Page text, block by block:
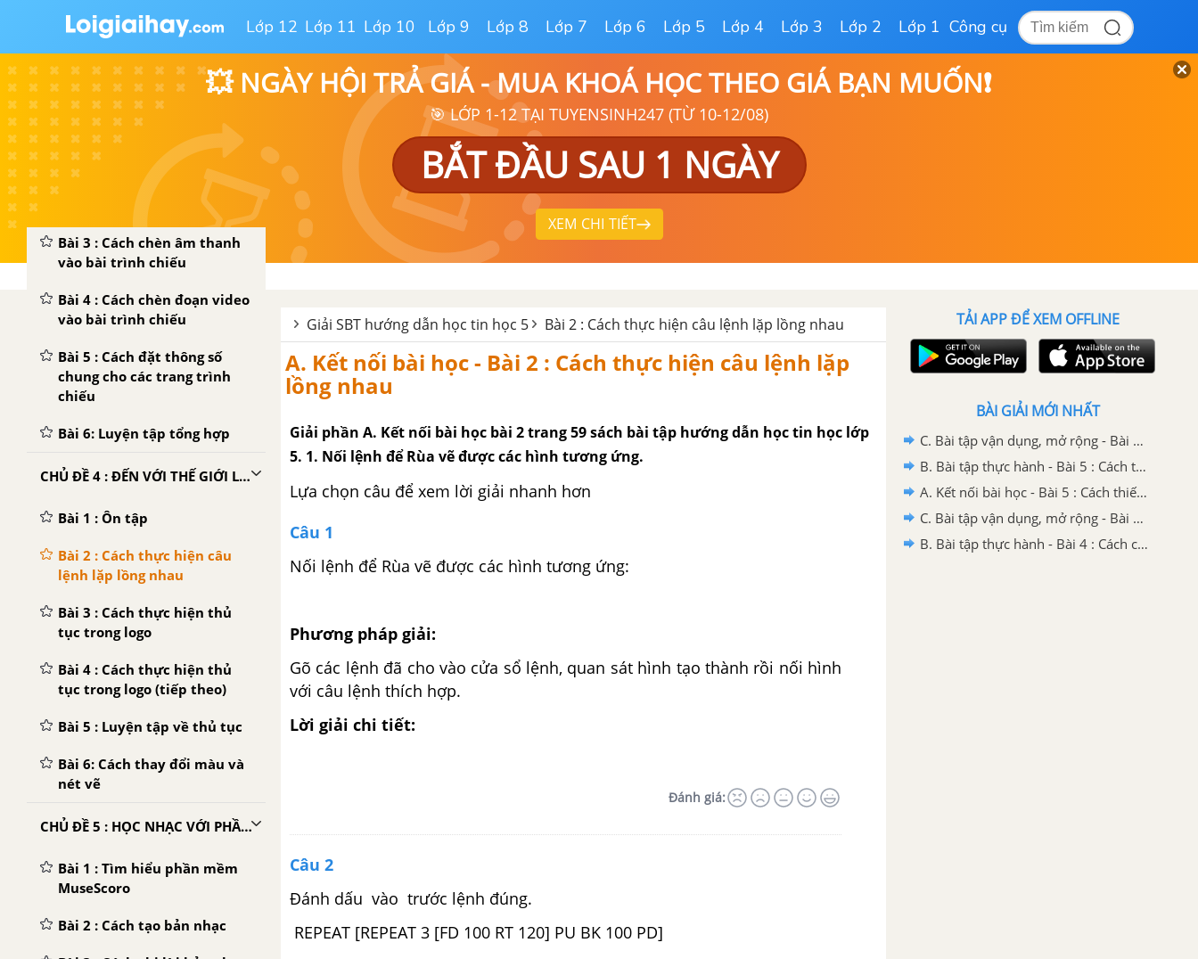
Lớp 12 Lớp 11 Lớp 10 Lớp 9 Lớp 8 Lớp 7 Lớp 6 Lớp 5 Lớp 4 Lớp 3 Lớp 2 Lớp 1 Công cụ
💥 NGÀY HỘI TRẢ GIÁ - MUA KHOÁ HỌC THEO GIÁ BẠN MUỐN❗
🎯 LỚP 1-12 TẠI TUYENSINH247 (TỪ 10-12/08)
BẮT ĐẦU SAU 1 NGÀY
XEM CHI TIẾT
trong văn bản
Bài 5 : Luyện tập tổng hợp
Bài 1 : Ôn tập
Bài 2 : Cách mở rộng hiệu
ứng chuyển động
Bài 3 : Cách chèn âm thanh
vào bài trình chiếu
Bài 4 : Cách chèn đoạn video
vào bài trình chiếu
Bài 5 : Cách đặt thông số
chung cho các trang trình
chiếu
Bài 6: Luyện tập tổng hợp
CHỦ ĐỀ 4 : ĐẾN VỚI THẾ GIỚI LOGO
Bài 1 : Ôn tập
Bài 2 : Cách thực hiện câu
lệnh lặp lồng nhau
Bài 3 : Cách thực hiện thủ
tục trong logo
Bài 4 : Cách thực hiện thủ
tục trong logo (tiếp theo)
Bài 5 : Luyện tập về thủ tục
Bài 6: Cách thay đổi màu và
nét vẽ
CHỦ ĐỀ 5 : HỌC NHẠC VỚI PHẦN MỀM MUSESCORE
Bài 1 : Tìm hiểu phần mềm
MuseScoro
Bài 2 : Cách tạo bản nhạc
Giải SBT hướng dẫn học tin học 5 Bài 2 : Cách thực hiện câu lệnh lặp lồng nhau
A. Kết nối bài học - Bài 2 : Cách thực hiện câu lệnh lặp
lồng nhau
Giải phần A. Kết nối bài học bài 2 trang 59 sách bài tập hướng dẫn học tin học lớp
5. 1. Nối lệnh để Rùa vẽ được các hình tương ứng.
Lựa chọn câu để xem lời giải nhanh hơn
Câu 1
Nối lệnh để Rùa vẽ được các hình tương ứng:
Phương pháp giải:
Gõ các lệnh đã cho vào cửa sổ lệnh, quan sát hình tạo thành rồi nối hình
với câu lệnh thích hợp.
Lời giải chi tiết:
Đánh giá:
Câu 2
Đánh dấu vào trước lệnh đúng.
REPEAT [REPEAT 3 [FD 100 RT 120] PU BK 100 PD]
TẢI APP ĐỂ XEM OFFLINE
BÀI GIẢI MỚI NHẤT
C. Bài tập vận dụng, mở rộng - Bài 5 : Cách thiết lập trang giấy; xuất bản nhạc
B. Bài tập thực hành - Bài 5 : Cách thiết lập trang giấy; xuất bản nhạc
A. Kết nối bài học - Bài 5 : Cách thiết lập trang giấy; xuất bản nhạc
C. Bài tập vận dụng, mở rộng - Bài 4 : Cách chèn ô nhịp; thay đổi thông tin bản nhạc
B. Bài tập thực hành - Bài 4 : Cách chèn ô nhịp; thay đổi thông tin bản nhạc